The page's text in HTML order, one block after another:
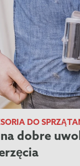
DO
na dobre